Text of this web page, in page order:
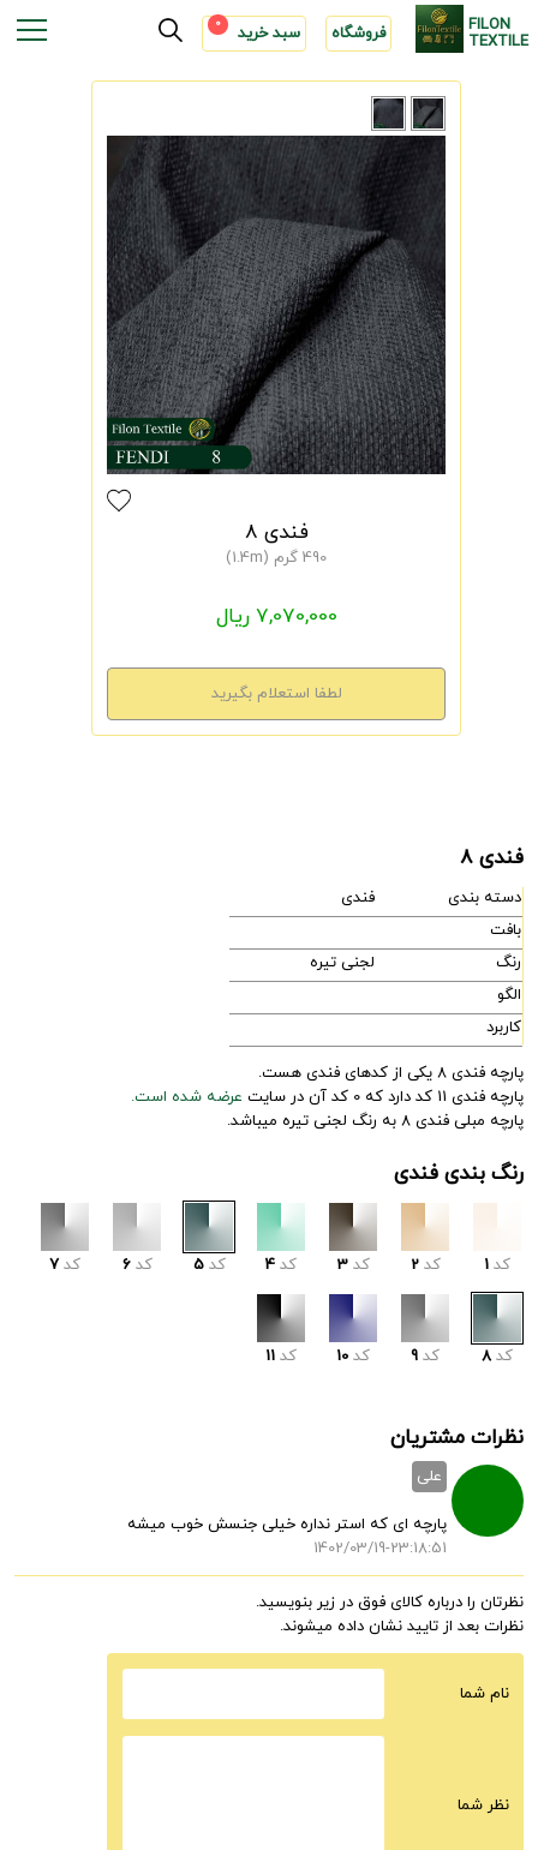
FILON
TEXTILE فروشگاه سبد خرید 0
فندی 8
490 گرم (1.4m)
7,070,000 ریال
فندی 8
دسته بندی
فندی
بافت
رنگ
لجنی تیره
الگو
کاربرد
پارچه فندی 8 یکی از کدهای فندی هست.
پارچه فندی 11 کد دارد که 0 کد آن در سایت
عرضه شده است.
پارچه مبلی فندی 8 به رنگ لجنی تیره میباشد.
رنگ بندی فندی
کد 1 کد 2 کد 3 کد 4 کد 5 کد 6 کد 7
کد 8 کد 9 کد 10 کد 11
نظرات مشتریان
علی
پارچه ای که استر نداره خیلی جنسش خوب میشه
1402/03/19-23:18:51
نظرتان را درباره کالای فوق در زیر بنویسید.
نظرات بعد از تایید نشان داده میشوند.
نام شما
نظر شما